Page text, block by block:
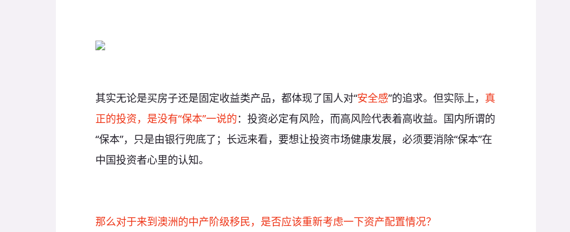
其实无论是买房子还是固定收益类产品，都体现了国人对“安全感”的追求。但实际上， 真
正的投资，是没有“保本”一说的：投资必定有风险，而高风险代表着高收益。国内所谓的
“保本”，只是由银行兜底了；长远来看，要想让投资市场健康发展，必须要消除“保本”在
中国投资者心里的认知。
那么对于来到澳洲的中产阶级移民，是否应该重新考虑一下资产配置情况？